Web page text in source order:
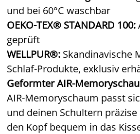
und bei 60°C waschbar
OEKO-TEX® STANDARD 100:
geprüft
WELLPUR®: Skandinavische
Schlaf-Produkte, exklusiv
Geformter AIR-
AIR-Memoryschaum passt
und deinen Schultern
den Kopf bequem in das